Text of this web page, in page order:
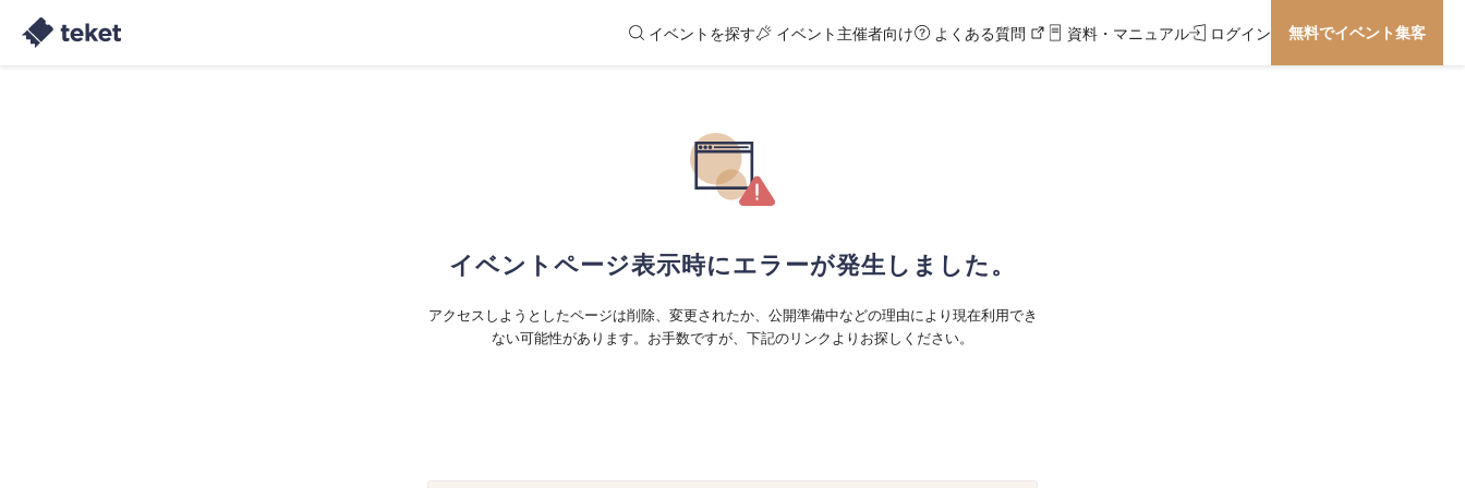
イベントを探す イベント主催者向け よくある質問 資料・マニュアル ログイン 無料でイベント集客
イベントページ表示時にエラーが発生しました。
アクセスしようとしたページは削除、変更されたか、公開準備中などの理由により現在利用でき
ない可能性があります。お手数ですが、下記のリンクよりお探しください。